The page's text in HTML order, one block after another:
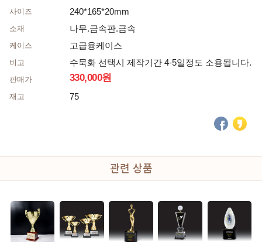
사이즈 240*165*20mm
소재 나무.금속판.금속
케이스 고급융케이스
비고 수묵화 선택시 제작기간 4-5일정도 소용됩니다.
판매가 330,000원
재고 75
관련 상품